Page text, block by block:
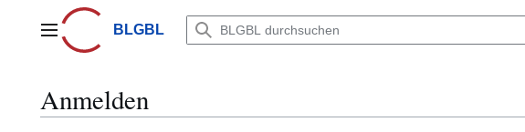
springenHauptmenüBLGBL
Anmelden